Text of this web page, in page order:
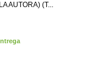
AUTORA) (T...